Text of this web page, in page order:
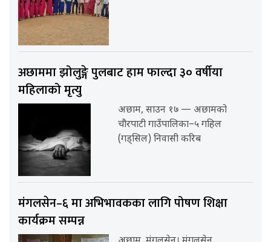
अछाममा झोलुङ्गे पुलबाट हाम फाल्दा ३० वर्षीया
महिलाको मृत्यु
अछाम, साउन १७ — अछामको
चौरपाटी गाउँपालिका–५ गहिल
(गड्सिल) निवासी करिब
मंगलसेन–६ मा अभिभावकका लागि पोषण शिक्षा
कार्यक्रम सम्पन्न